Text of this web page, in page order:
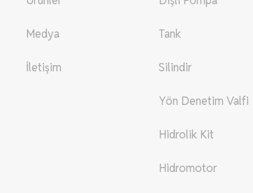
Medya
İletişim
Tank
Silindir
Yön Denetim Valfi
Hidrolik Kit
Hidromotor